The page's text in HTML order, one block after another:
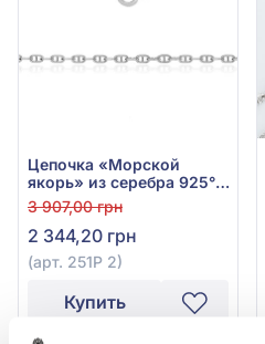
Цепочка «Морской
якорь» из серебра 925°,
арт. 251Р 2
3 907,00 грн
2 344,20 грн
(арт. 251Р 2)
Купить